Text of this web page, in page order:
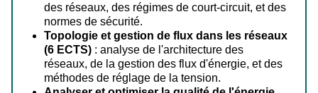
des réseaux, des régimes de court-circuit, et des
normes de sécurité.
Topologie et gestion de flux dans les réseaux
(6 ECTS) : analyse de l'architecture des
réseaux, de la gestion des flux d'énergie, et des
méthodes de réglage de la tension.